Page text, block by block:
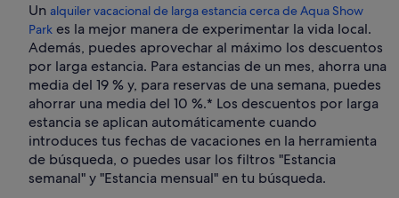
Un alquiler vacacional de larga estancia cerca de Aqua Show
Park es la mejor manera de experimentar la vida local.
Además, puedes aprovechar al máximo los descuentos
por larga estancia. Para estancias de un mes, ahorra una
media del 19 % y, para reservas de una semana, puedes
ahorrar una media del 10 %.* Los descuentos por larga
estancia se aplican automáticamente cuando
introduces tus fechas de vacaciones en la herramienta
de búsqueda, o puedes usar los filtros "Estancia
semanal" y "Estancia mensual" en tu búsqueda.